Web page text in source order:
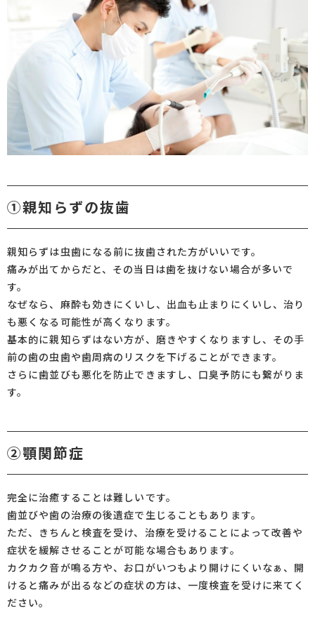
①親知らずの抜歯
親知らずは虫歯になる前に抜歯された方がいいです。
痛みが出てからだと、その当日は歯を抜けない場合が多いで
す。
なぜなら、麻酔も効きにくいし、出血も止まりにくいし、治り
も悪くなる可能性が高くなります。
基本的に親知らずはない方が、磨きやすくなりますし、その手
前の歯の虫歯や歯周病のリスクを下げることができます。
さらに歯並びも悪化を防止できますし、口臭予防にも繋がりま
す。
②顎関節症
完全に治癒することは難しいです。
歯並びや歯の治療の後遺症で生じることもあります。
ただ、きちんと検査を受け、治療を受けることによって改善や
症状を緩解させることが可能な場合もあります。
カクカク音が鳴る方や、お口がいつもより開けにくいなぁ、開
けると痛みが出るなどの症状の方は、一度検査を受けに来てく
ださい。